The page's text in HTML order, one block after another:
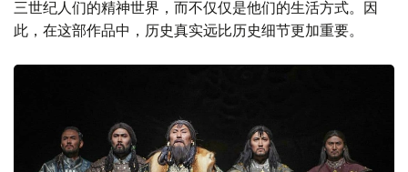
三世纪人们的精神世界，而不仅仅是他们的生活方式。因
此，在这部作品中，历史真实远比历史细节更加重要。